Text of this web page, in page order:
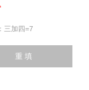
三加四=7